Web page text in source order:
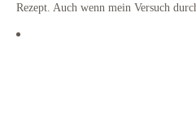
Rezept. Auch wenn mein Versuch